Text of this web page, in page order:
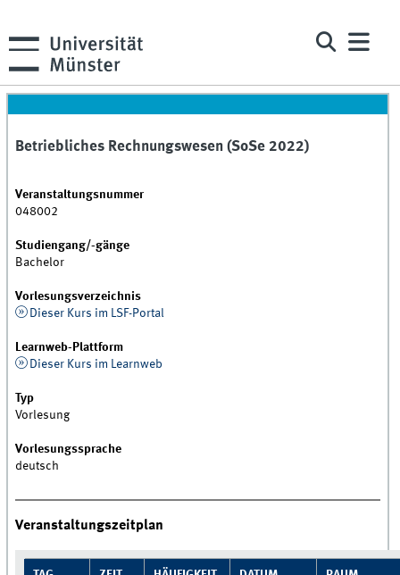
Betriebliches Rechnungswesen (SoSe 2022)
Veranstaltungsnummer
048002
Studiengang/-gänge
Bachelor
Vorlesungsverzeichnis
Dieser Kurs im LSF-Portal
Learnweb-Plattform
Dieser Kurs im Learnweb
Typ
Vorlesung
Vorlesungssprache
deutsch
Veranstaltungszeitplan